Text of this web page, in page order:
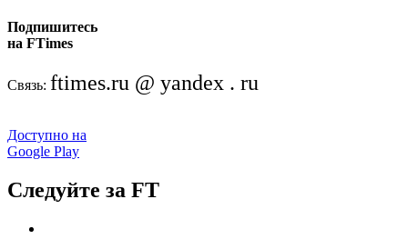
Подпишитесь
на FTimes
Связь: ftimes.ru @ yandex . ru
Доступно на
Google Play
Следуйте за FT